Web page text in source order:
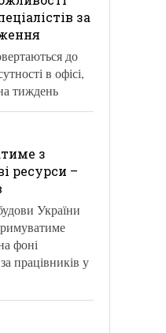
за
до
в офісі,
тиждень
з
ресурси –
України
фоні
працівників у